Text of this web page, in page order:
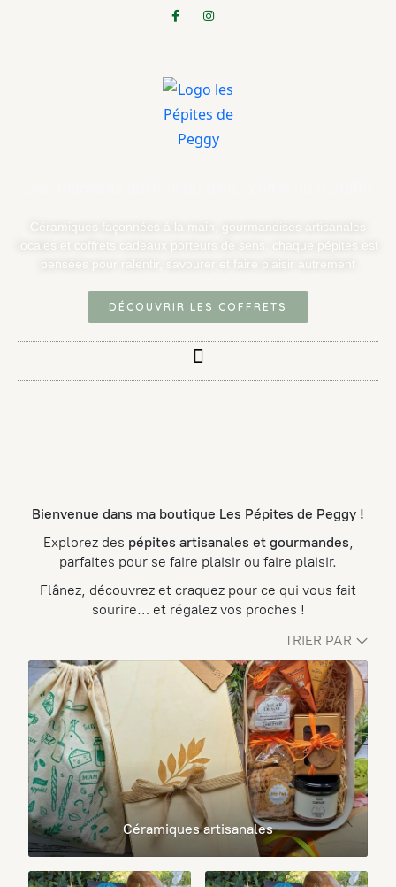
Céramiques façonnées à la main, gourmandises artisanales
locales et coffrets cadeaux porteurs de sens. chaque pépites est
pensées pour ralentir, savourer et faire plaisir autrement
DÉCOUVRIR LES COFFRETS
Bienvenue dans ma boutique Les Pépites de Peggy !
Explorez des pépites artisanales et gourmandes,
parfaites pour se faire plaisir ou faire plaisir.
Flânez, découvrez et craquez pour ce qui vous fait
sourire… et régalez vos proches !
TRIER PAR
Céramiques artisanales